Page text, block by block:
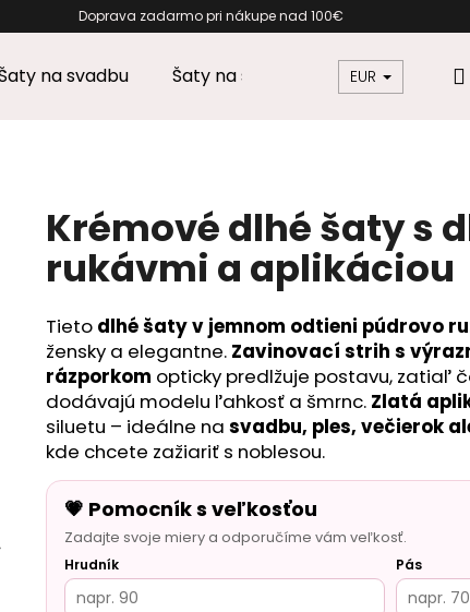
Doprava zadarmo pri
na svadbu Šaty na stužkovú Šaty pre
EUR
Krémové dlhé šaty s
rukávmi a aplikáciou
Tieto dlhé šaty v jemnom odtieni púdrovo
žensky a elegantne. Zavinovací strih s
rázporkom opticky predlžuje postavu, zatiaľ
dodávajú modelu ľahkosť a šmrnc. Zlatá
siluetu – ideálne na svadbu, ples, večierok
kde chcete zažiariť s noblesou.
💗 Pomocník s veľkosťou
Zadajte svoje miery a odporučíme vám veľkosť.
Hrudník Pás